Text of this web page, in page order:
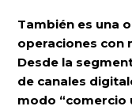
También es una
operaciones con
Desde la
de canales
modo “comercio